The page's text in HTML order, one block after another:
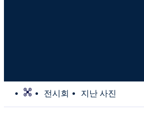
전시회 지난 사진